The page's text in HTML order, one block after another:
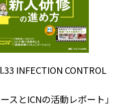
INFECTION CONTROL
とICNの活動レポート」